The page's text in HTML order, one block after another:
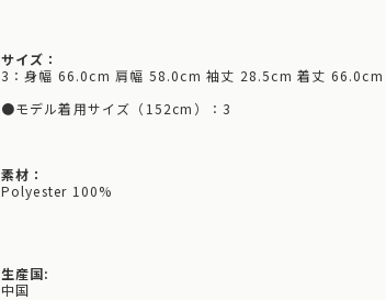
サイズ：
3：身幅 66.0cm 肩幅 58.0cm 袖丈 28.5cm 着丈 66.0cm
●モデル着用サイズ（152cm）：3
素材：
Polyester 100%
生産国:
中国